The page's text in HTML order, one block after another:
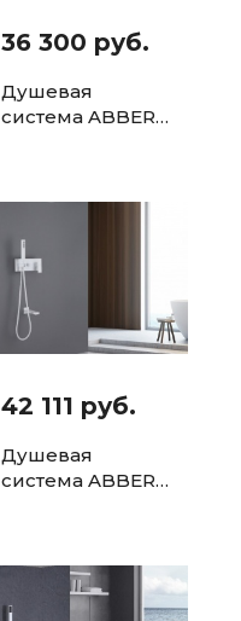
36 300 руб.
Душевая
система ABBER
матовая
42 111 руб.
Душевая
система ABBER